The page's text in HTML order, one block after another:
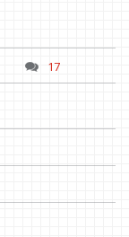
nacional.
17